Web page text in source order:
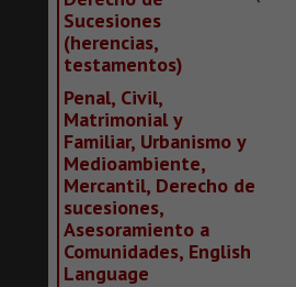
Sucesiones
(herencias,
testamentos)
Penal, Civil,
Matrimonial y
Familiar, Urbanismo y
Medioambiente,
Mercantil, Derecho de
sucesiones,
Asesoramiento a
Comunidades, English
Language